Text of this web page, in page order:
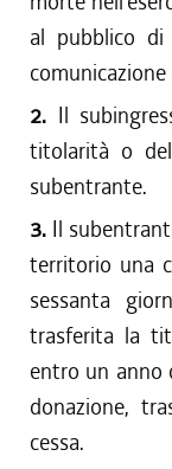
al pubblico
2. Il
titolarità o
subentrante.
3. Il
territorio una
sessanta
trasferita la
entro un anno
donazione,
cessa.